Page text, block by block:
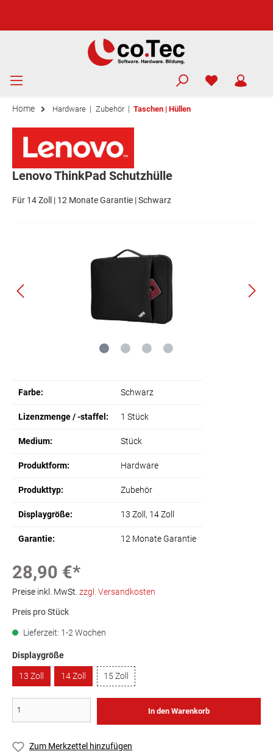
Home Hardware | Zubehör | Taschen | Hüllen
Lenovo ThinkPad Schutzhülle
Für 14 Zoll | 12 Monate Garantie | Schwarz
Farbe: Schwarz
Lizenzmenge / -staffel: 1 Stück
Medium: Stück
Produktform: Hardware
Produkttyp: Zubehör
Displaygröße: 13 Zoll , 14 Zoll
Garantie: 12 Monate Garantie
28,90 €*
Preise inkl. MwSt. zzgl. Versandkosten
Preis pro Stück
Lieferzeit: 1-2 Wochen
Displaygröße
13 Zoll
14 Zoll 15 Zoll
In den Warenkorb
Zum Merkzettel hinzufügen